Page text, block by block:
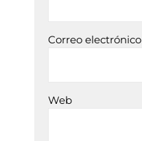
Correo electrónico
Web